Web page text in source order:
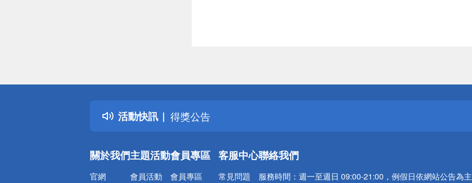
活動快訊
偏遠地區配送
詐騙網頁！請小心！
得獎公告
熱門話題
偏遠地區配送
詐騙網頁！請小心！
關於我們
官網
主題活動
會員活動
會員專區
會員專區
客服中心
常見問題
聯絡我們
服務時間： 週一至週日 09:00-21:00，例假日依網站公告為主